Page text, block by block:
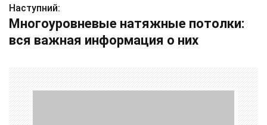
в
і
Наступний:
Многоуровневые натяжные потолки:
вся важная информация о них